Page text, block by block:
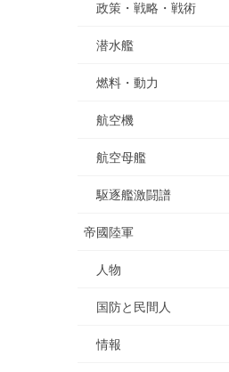
政策・戦略・戦術
潜水艦
燃料・動力
航空機
航空母艦
駆逐艦激闘譜
帝國陸軍
人物
国防と民間人
情報